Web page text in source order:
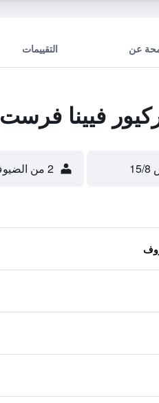
عن التقييمات
فيينا فرست
8 2 من الضيوف، غرفة واحدة